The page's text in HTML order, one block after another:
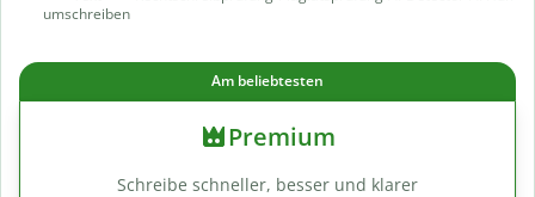
umschreiben
Am beliebtesten
Premium
Schreibe schneller, besser und klarer